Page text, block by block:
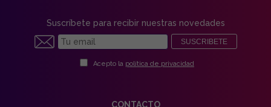
Suscríbete para recibir nuestras novedades
SUSCRIBETE
Acepto la política de privacidad
CONTACTO